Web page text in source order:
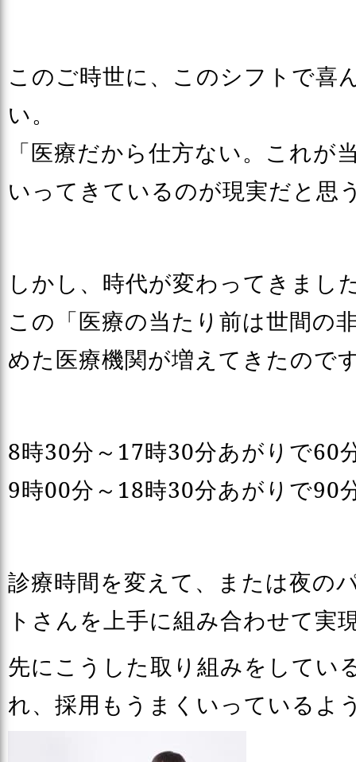
このご時世に、このシフトで喜
い。
「医療だから仕方ない。これが
いってきているのが現実だと思
しかし、時代が変わってきまし
この「医療の当たり前は世間の
めた医療機関が増えてきたので
8時30分～17時30分あがりで60
9時00分～18時30分あがりで90
診療時間を変えて、または夜の
トさんを上手に組み合わせて実
先にこうした取り組みをしてい
れ、採用もうまくいっているよ